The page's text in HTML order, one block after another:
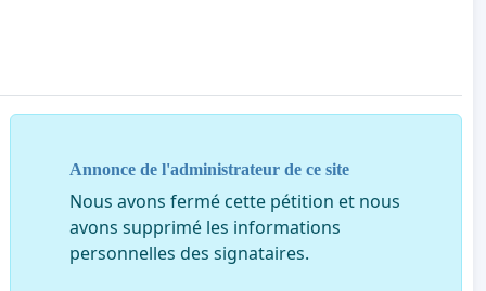
Annonce de l'administrateur de ce site
Nous avons fermé cette pétition et nous
avons supprimé les informations
personnelles des signataires.